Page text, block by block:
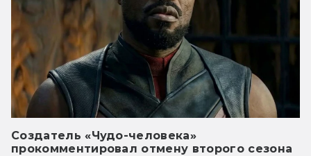
Создатель «Чудо-человека»
прокомментировал отмену второго сезона